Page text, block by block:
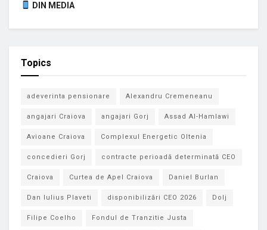
DIN MEDIA
Topics
adeverinta pensionare Alexandru Cremeneanu
angajari Craiova angajari Gorj Assad Al-Hamlawi
Avioane Craiova Complexul Energetic Oltenia
concedieri Gorj contracte perioadă determinată CEO
Craiova Curtea de Apel Craiova Daniel Burlan
Dan Iulius Plaveti disponibilizări CEO 2026 Dolj
Filipe Coelho Fondul de Tranzitie Justa